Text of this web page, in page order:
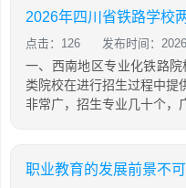
2026年四川省铁路学校
点击：126 发布时间：
一、西南地区专业化铁路
类院校在进行招生过程中提
非常广，招生专业几十个，
职业教育的发展前景不